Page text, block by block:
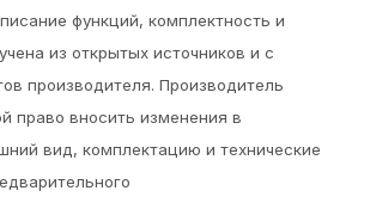
функций, комплектность и
из открытых источников и с
производителя. Производитель
право вносить изменения в
вид, комплектацию и технические